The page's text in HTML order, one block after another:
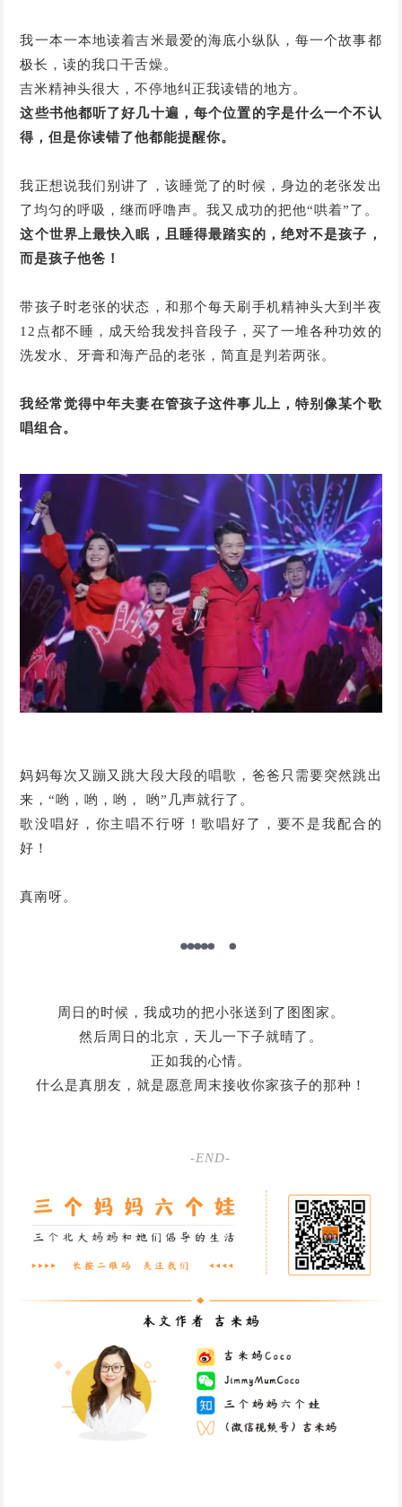
我一本一本地读着吉米最爱的海底小纵队，每一个故事都
极长，读的我口干舌燥。
吉米精神头很大，不停地纠正我读错的地方。
这些书他都听了好几十遍，每个位置的字是什么一个不认
得，但是你读错了他都能提醒你。
我正想说我们别讲了，该睡觉了的时候，身边的老张发出
了均匀的呼吸，继而呼噜声。我又成功的把他“哄着”了。
这个世界上最快入眠，且睡得最踏实的，绝对不是孩子，
而是孩子他爸！
带孩子时老张的状态，和那个每天刷手机精神头大到半夜
12点都不睡，成天给我发抖音段子，买了一堆各种功效的
洗发水、牙膏和海产品的老张，简直是判若两张。
我经常觉得中年夫妻在管孩子这件事儿上，特别像某个歌
唱组合。
妈妈每次又蹦又跳大段大段的唱歌，爸爸只需要突然跳出
来，“哟，哟，哟， 哟”几声就行了。
歌没唱好，你主唱不行呀！歌唱好了，要不是我配合的
好！
真南呀。
周日的时候，我成功的把小张送到了图图家。
然后周日的北京，天儿一下子就晴了。
正如我的心情。
什么是真朋友，就是愿意周末接收你家孩子的那种！
-END-